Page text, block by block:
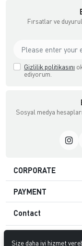
Fırsatlar ve
Gizlilik politikasını
ediyorum.
Sosyal medya
CORPORATE
PAYMENT
Contact
Size daha iyi hizmet